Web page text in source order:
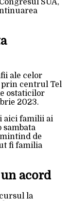
SUA,
ale celor
centrul Tel
ostaticilor
2023.
aici familii ai
de
fi familia
acord
la